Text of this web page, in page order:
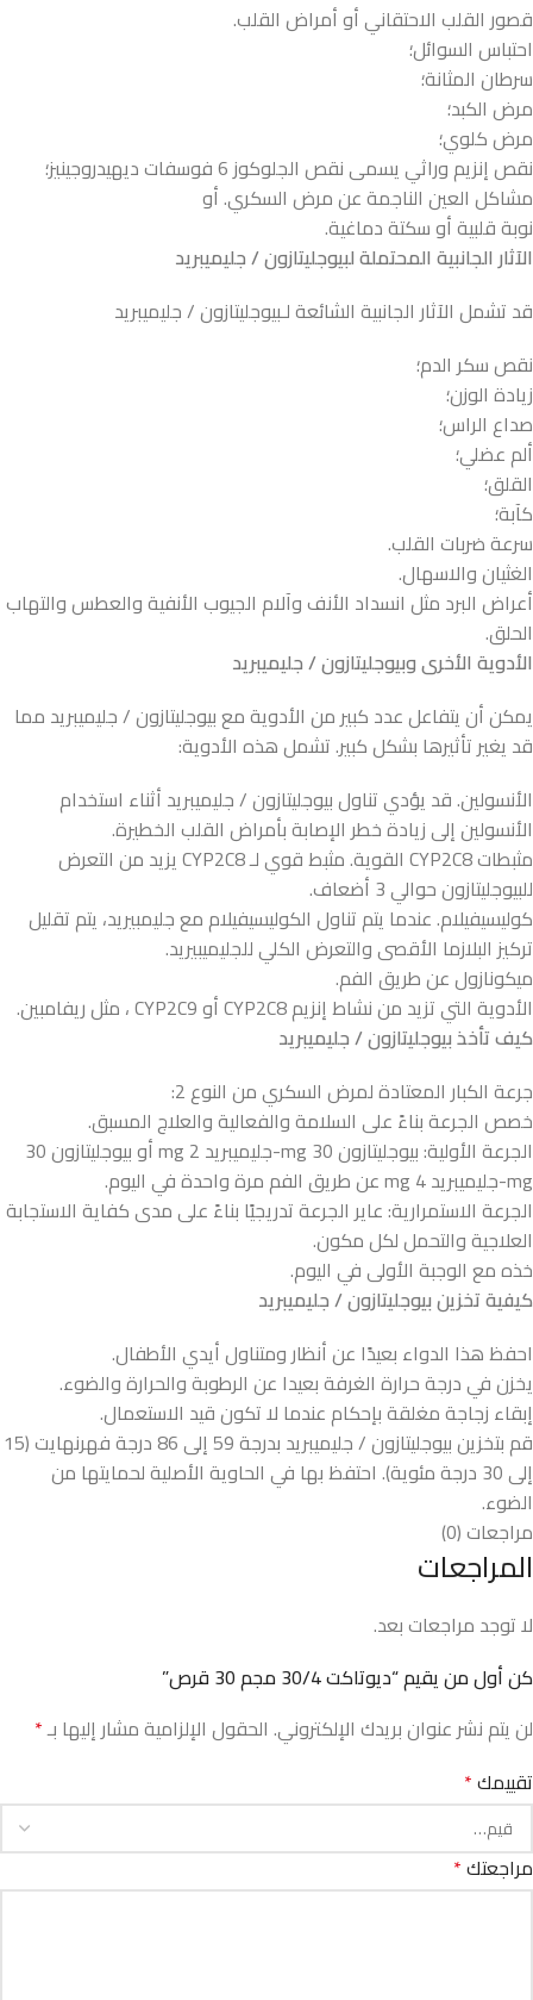
قصور القلب الاحتقاني أو أمراض القلب.
احتباس السوائل؛
سرطان المثانة؛
مرض الكبد؛
مرض كلوي؛
نقص إنزيم وراثي يسمى نقص الجلوكوز 6 فوسفات ديهيدروجينيز؛
مشاكل العين الناجمة عن مرض السكري. أو
نوبة قلبية أو سكتة دماغية.
الآثار الجانبية المحتملة لبيوجليتازون / جليميبريد
قد تشمل الآثار الجانبية الشائعة لـبيوجليتازون / جليميبريد
نقص سكر الدم؛
زيادة الوزن؛
صداع الراس؛
ألم عضلي؛
القلق؛
كآبة؛
سرعة ضربات القلب.
الغثيان والاسهال.
أعراض البرد مثل انسداد الأنف وآلام الجيوب الأنفية والعطس والتهاب
الحلق.
الأدوية الأخرى وبيوجليتازون / جليميبريد
يمكن أن يتفاعل عدد كبير من الأدوية مع بيوجليتازون / جليميبريد مما
قد يغير تأثيرها بشكل كبير. تشمل هذه الأدوية:
الأنسولين. قد يؤدي تناول بيوجليتازون / جليميبريد أثناء استخدام
الأنسولين إلى زيادة خطر الإصابة بأمراض القلب الخطيرة.
مثبطات CYP2C8 القوية. مثبط قوي لـ CYP2C8 يزيد من التعرض
للبيوجليتازون حوالي 3 أضعاف.
كوليسيفيلام. عندما يتم تناول الكوليسيفيلام مع جليمبيريد، يتم تقليل
تركيز البلازما الأقصى والتعرض الكلي للجليميبيريد.
ميكونازول عن طريق الفم.
الأدوية التي تزيد من نشاط إنزيم CYP2C8 أو CYP2C9 ، مثل ريفامبين.
كيف تأخذ بيوجليتازون / جليميبريد
جرعة الكبار المعتادة لمرض السكري من النوع 2:
خصص الجرعة بناءً على السلامة والفعالية والعلاج المسبق.
الجرعة الأولية: بيوجليتازون 30 mg-جليميبريد 2 mg أو بيوجليتازون 30
mg-جليميبريد 4 mg عن طريق الفم مرة واحدة في اليوم.
الجرعة الاستمرارية: عاير الجرعة تدريجيًا بناءً على مدى كفاية الاستجابة
العلاجية والتحمل لكل مكون.
خذه مع الوجبة الأولى في اليوم.
كيفية تخزين بيوجليتازون / جليميبريد
احفظ هذا الدواء بعيدًا عن أنظار ومتناول أيدي الأطفال.
يخزن في درجة حرارة الغرفة بعيدا عن الرطوبة والحرارة والضوء.
إبقاء زجاجة مغلقة بإحكام عندما لا تكون قيد الاستعمال.
قم بتخزين بيوجليتازون / جليميبريد بدرجة 59 إلى 86 درجة فهرنهايت (15
إلى 30 درجة مئوية). احتفظ بها في الحاوية الأصلية لحمايتها من
الضوء.
مراجعات (0)
المراجعات
لا توجد مراجعات بعد.
كن أول من يقيم “ديوتاكت 30/4 مجم 30 قرص”
لن يتم نشر عنوان بريدك الإلكتروني. الحقول الإلزامية مشار إليها بـ*
تقييمك*
مراجعتك*